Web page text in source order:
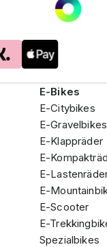
E-Bikes
E-Citybikes
E-Gravelbikes
E-Klappräder
E-
E-
E-
E-Scooter
E-
Spezialbikes